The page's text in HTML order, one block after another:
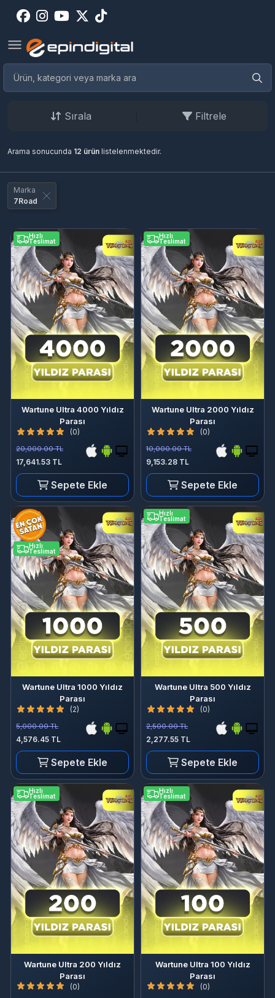
Sırala Filtrele
Arama sonucunda 12 ürün listelenmektedir.
Marka
7Road
Hızlı
Teslimat
Wartune Ultra 4000 Yıldız
Parası
(0)
20,000.00 TL
17,641.53 TL
Sepete Ekle
Hızlı
Teslimat
Wartune Ultra 2000 Yıldız
Parası
(0)
10,000.00 TL
9,153.28 TL
Sepete Ekle
Hızlı
Teslimat
Wartune Ultra 1000 Yıldız
Parası
(2)
5,000.00 TL
4,576.45 TL
Sepete Ekle
Hızlı
Teslimat
Wartune Ultra 500 Yıldız
Parası
(0)
2,500.00 TL
2,277.55 TL
Sepete Ekle
Hızlı
Teslimat
Wartune Ultra 200 Yıldız
Parası
(0)
Hızlı
Teslimat
Wartune Ultra 100 Yıldız
Parası
(0)